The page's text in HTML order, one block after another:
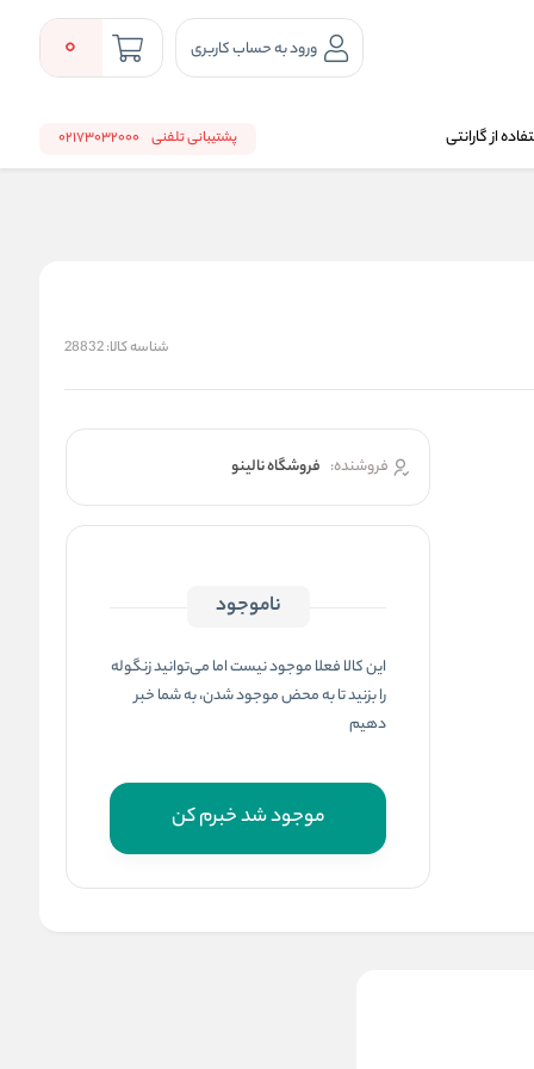
ورود به حساب کاربری 0
از گارانتی پشتیبانی تلفنی 02173032000
شناسه کالا:28832
فروشنده: فروشگاه نالینو
ناموجود
این کالا فعلا موجود نیست اما می‌توانید زنگوله
را بزنید تا به محض موجود شدن، به شما خبر
دهیم
موجود شد خبرم کن